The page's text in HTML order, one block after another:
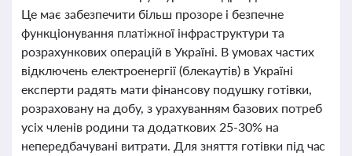
Це має забезпечити більш прозоре і безпечне
функціонування платіжної інфраструктури та
розрахункових операцій в Україні. В умовах частих
відключень електроенергії (блекаутів) в Україні
експерти радять мати фінансову подушку готівки,
розраховану на добу, з урахуванням базових потреб
усіх членів родини та додаткових 25-30% на
непередбачувані витрати. Для зняття готівки під час